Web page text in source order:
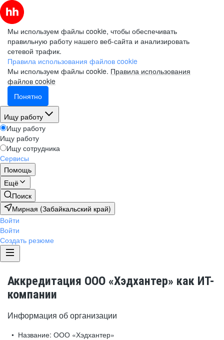
Мы используем файлы cookie, чтобы обеспечивать
правильную работу нашего веб-сайта и анализировать
сетевой трафик.
Правила использования файлов cookie
Мы используем файлы cookie. Правила использования
файлов cookie
Понятно
Ищу работу
Ищу работу
Ищу работу
Ищу сотрудника
Сервисы
Помощь
Ещё
Поиск
Мирная (Забайкальский край)
Войти
Войти
Создать резюме
Аккредитация ООО «Хэдхантер» как ИТ-
компании
Информация об организации
Название: ООО «Хэдхантер»